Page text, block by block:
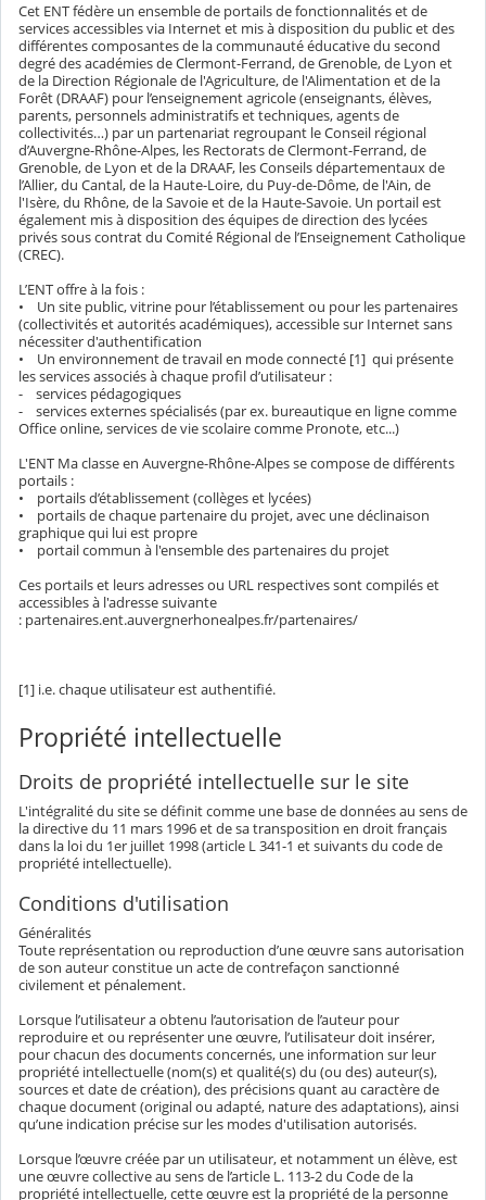
Cet ENT fédère un ensemble de portails de fonctionnalités et de
services accessibles via Internet et mis à disposition du public et des
différentes composantes de la communauté éducative du second
degré des académies de Clermont-Ferrand, de Grenoble, de Lyon et
de la Direction Régionale de l'Agriculture, de l'Alimentation et de la
Forêt (DRAAF) pour l’enseignement agricole (enseignants, élèves,
parents, personnels administratifs et techniques, agents de
collectivités…) par un partenariat regroupant le Conseil régional
d’Auvergne-Rhône-Alpes, les Rectorats de Clermont-Ferrand, de
Grenoble, de Lyon et de la DRAAF, les Conseils départementaux de
l’Allier, du Cantal, de la Haute-Loire, du Puy-de-Dôme, de l'Ain, de
l'Isère, du Rhône, de la Savoie et de la Haute-Savoie. Un portail est
également mis à disposition des équipes de direction des lycées
privés sous contrat du Comité Régional de l’Enseignement Catholique
(CREC).
L’ENT offre à la fois :
• Un site public, vitrine pour l’établissement ou pour les partenaires
(collectivités et autorités académiques), accessible sur Internet sans
nécessiter d'authentification
• Un environnement de travail en mode connecté [1] qui présente
les services associés à chaque profil d’utilisateur :
- services pédagogiques
- services externes spécialisés (par ex. bureautique en ligne comme
Office online, services de vie scolaire comme Pronote, etc...)
L'ENT Ma classe en Auvergne-Rhône-Alpes se compose de différents
portails :
• portails d’établissement (collèges et lycées)
• portails de chaque partenaire du projet, avec une déclinaison
graphique qui lui est propre
• portail commun à l'ensemble des partenaires du projet
Ces portails et leurs adresses ou URL respectives sont compilés et
accessibles à l'adresse suivante
: partenaires.ent.auvergnerhonealpes.fr/partenaires/
[1] i.e. chaque utilisateur est authentifié.
Propriété intellectuelle
Droits de propriété intellectuelle sur le site
L'intégralité du site se définit comme une base de données au sens de
la directive du 11 mars 1996 et de sa transposition en droit français
dans la loi du 1er juillet 1998 (article L 341-1 et suivants du code de
propriété intellectuelle).
Conditions d'utilisation
Généralités
Toute représentation ou reproduction d’une œuvre sans autorisation
de son auteur constitue un acte de contrefaçon sanctionné
civilement et pénalement.
Lorsque l’utilisateur a obtenu l’autorisation de l’auteur pour
reproduire et ou représenter une œuvre, l’utilisateur doit insérer,
pour chacun des documents concernés, une information sur leur
propriété intellectuelle (nom(s) et qualité(s) du (ou des) auteur(s),
sources et date de création), des précisions quant au caractère de
chaque document (original ou adapté, nature des adaptations), ainsi
qu’une indication précise sur les modes d'utilisation autorisés.
Lorsque l’œuvre créée par un utilisateur, et notamment un élève, est
une œuvre collective au sens de l’article L. 113-2 du Code de la
propriété intellectuelle, cette œuvre est la propriété de la personne